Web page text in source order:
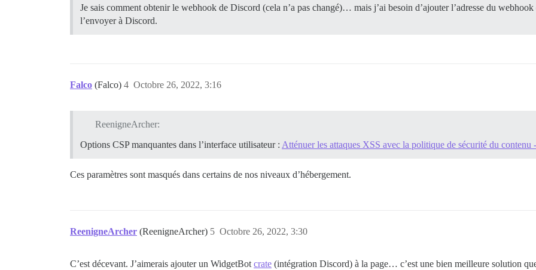
Je sais comment obtenir le webhook de Discord (cela n’a pas changé)… mais j’ai besoin d’ajouter l’adresse du
l’envoyer à Discord.
Falco (Falco) Octobre 26, 2022, 3:16
4
ReenigneArcher:
Options CSP manquantes dans l’interface utilisateur : Atténuer les attaques XSS avec la politique de sécurité du
Ces paramètres sont masqués dans certains de nos niveaux d’hébergement.
ReenigneArcher (ReenigneArcher) Octobre 26, 2022, 3:30
5
C’est décevant. J’aimerais ajouter un WidgetBotcrate (intégration Discord) à la page… c’est une bien meilleure solution